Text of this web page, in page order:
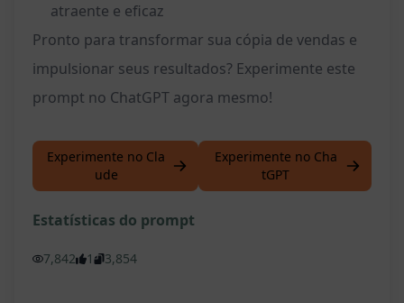
atraente e eficaz
Pronto para transformar sua cópia de vendas e
impulsionar seus resultados? Experimente este
prompt no ChatGPT agora mesmo!
Experimente no Cla
ude
Experimente no Cha
tGPT
Estatísticas do prompt
7,842 1 3,854